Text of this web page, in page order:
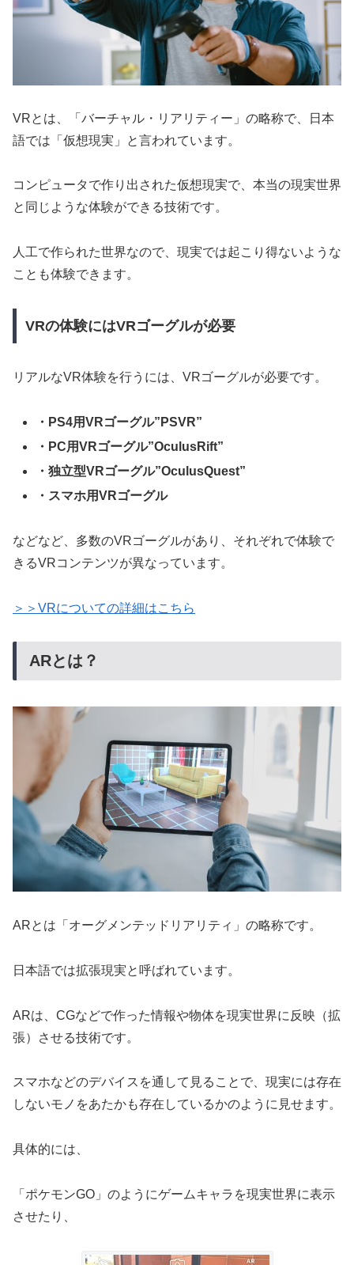
VRとは、「バーチャル・リアリティー」の略称で、日本
語では「仮想現実」と言われています。
コンピュータで作り出された仮想現実で、本当の現実世界
と同じような体験ができる技術です。
人工で作られた世界なので、現実では起こり得ないような
ことも体験できます。
VRの体験にはVRゴーグルが必要
リアルなVR体験を行うには、VRゴーグルが必要です。
・PS4用VRゴーグル”PSVR”
・PC用VRゴーグル”OculusRift”
・独立型VRゴーグル”OculusQuest”
・スマホ用VRゴーグル
などなど、多数のVRゴーグルがあり、それぞれで体験で
きるVRコンテンツが異なっています。
＞＞VRについての詳細はこちら
ARとは？
ARとは「オーグメンテッドリアリティ」の略称です。
日本語では拡張現実と呼ばれています。
ARは、CGなどで作った情報や物体を現実世界に反映（拡
張）させる技術です。
スマホなどのデバイスを通して見ることで、現実には存在
しないモノをあたかも存在しているかのように見せます。
具体的には、
「ポケモンGO」のようにゲームキャラを現実世界に表示
させたり、